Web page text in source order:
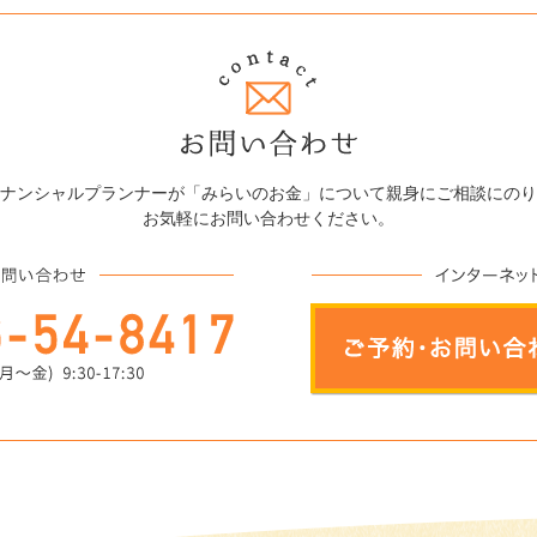
ンシャルプランナーが「みらいのお金」について親身にご相談にの
お気軽にお問い合わせください。